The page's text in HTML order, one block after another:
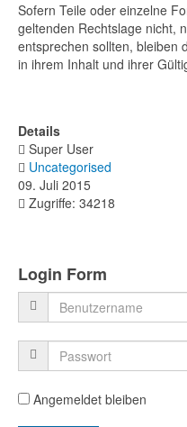
Sofern Teile oder einzelne
geltenden Rechtslage nicht,
entsprechen sollten, bleiben
in ihrem Inhalt und ihrer
Details
Super User
Uncategorised
09. Juli 2015
Zugriffe: 34218
Login Form
Angemeldet bleiben